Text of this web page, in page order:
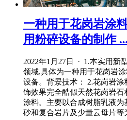
一种用于花岗岩涂
用粉碎设备的制作
2022年1月27日 · 1.本实用新
领域,具体为一种用于花岗岩
设备。背景技术： 2.花岗岩
饰效果完全酷似天然花岗岩
涂料。主要以合成树脂乳液
砂和复合岩片及少量云母片等